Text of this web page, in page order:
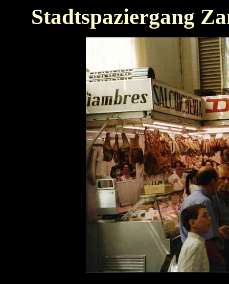
Stadtspaziergang